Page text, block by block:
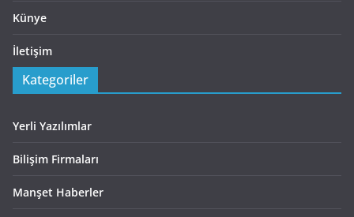
Künye
İletişim
Kategoriler
Yerli Yazılımlar
Bilişim Firmaları
Manşet Haberler